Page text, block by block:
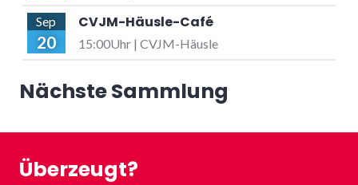
Sep
20
CVJM-Häusle-Café
15:00Uhr | CVJM-Häusle
Nächste Sammlung
Überzeugt?